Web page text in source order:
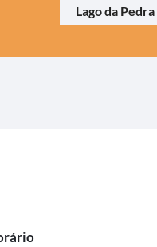
Lago da Pedra